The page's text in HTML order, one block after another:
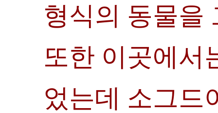
형식의 동물을
또한 이곳에서
었는데 소그드